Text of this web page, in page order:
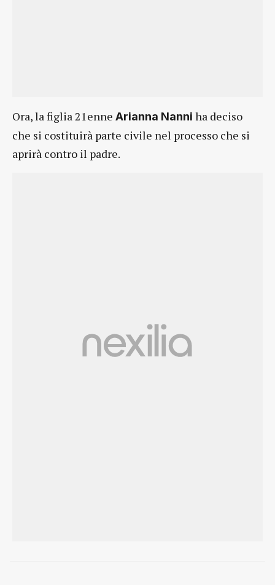
Ora, la figlia 21enne Arianna Nanni ha deciso
che si costituirà parte civile nel processo che si
aprirà contro il padre.